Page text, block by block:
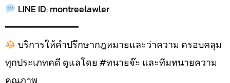
LINE ID: montreelawler
━━━━━━━━━━━━━
บริการให้คำปรึกษากฎหมายและว่าความ ครอบคลุม
ทุกประเภทคดี ดูแลโดย #ทนายจ๊ะ และทีมทนายความ
คุณภาพ